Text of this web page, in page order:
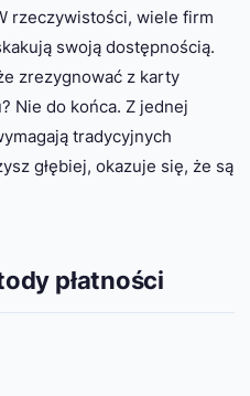
rzeczywistości, wiele firm
swoją dostępnością.
zrezygnować z karty
Nie do końca. Z jednej
tradycyjnych
głębiej, okazuje się, że są
płatności